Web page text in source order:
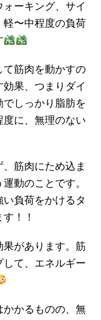
ーキング、サイ
軽〜中程度の負荷
筋肉を動かすの
果、つまりダイ
しっかり脂肪を
に、無理のない
筋肉にため込ま
動のことです。
負荷をかけるタ
！！
があります。筋
て、エネルギー
かるものの、無